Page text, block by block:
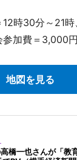
時30分～21
加費＝3,000円
地図を見る
橋一也さんが「教